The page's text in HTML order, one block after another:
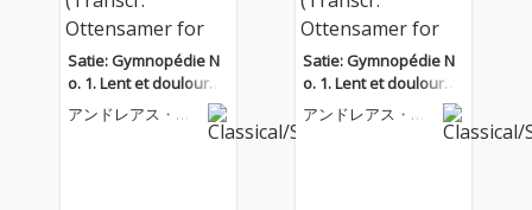
Satie: Gymnopédie N
o. 1. Lent et douloureu
x (Transcr. Ottensame
r for Clarinet and Pian
アンドレアス・オ
Satie: Gymnopédie N
o. 1. Lent et douloureu
x (Transcr. Ottensame
r for Clarinet and Pian
アンドレアス・オ